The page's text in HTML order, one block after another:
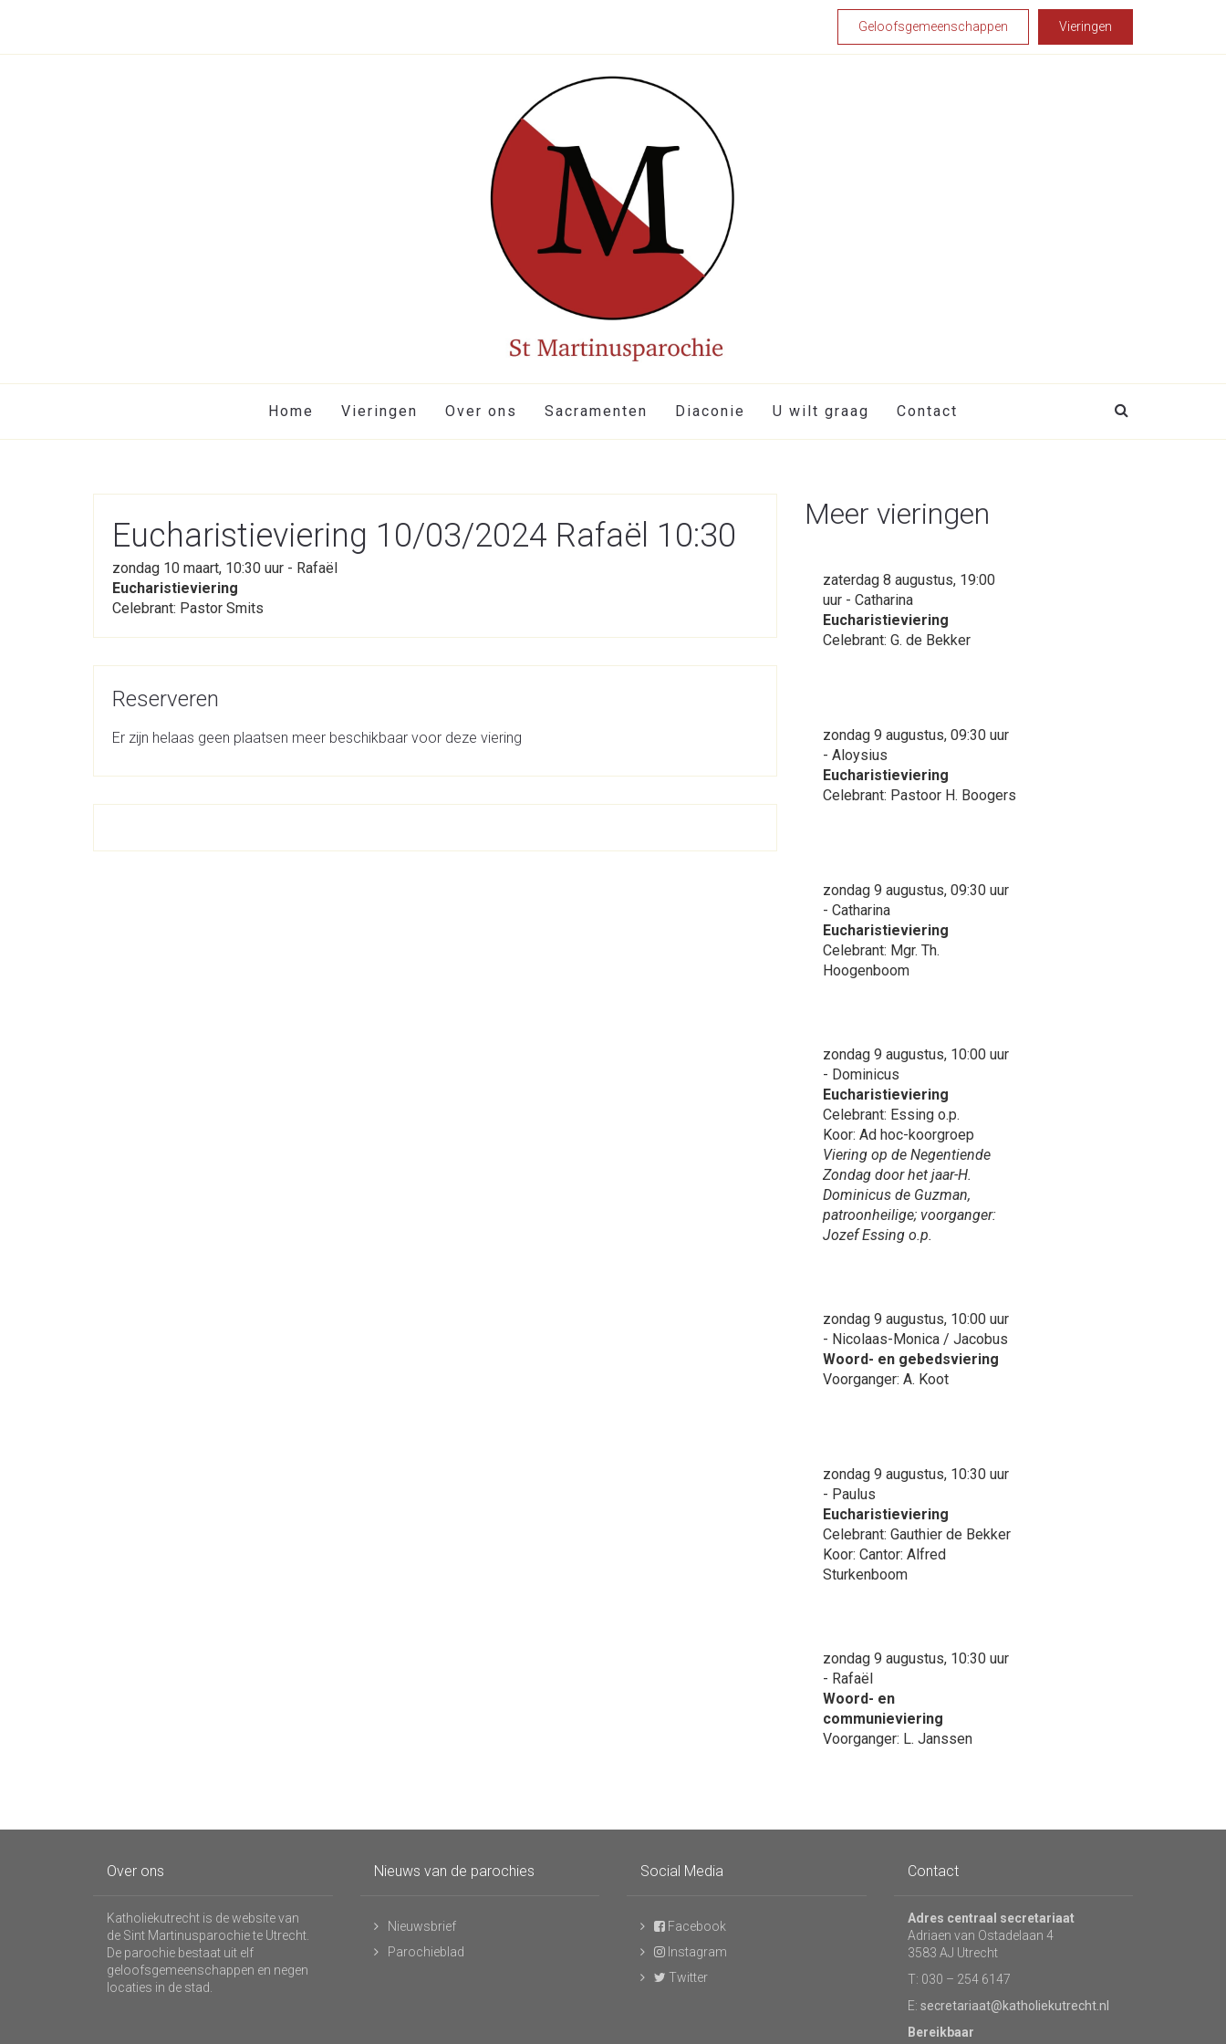
Geloofsgemeenschappen Vieringen
Home Vieringen Over ons Sacramenten Diaconie U wilt graag Contact
Eucharistieviering 10/03/2024 Rafaël 10:30
zondag 10 maart, 10:30 uur - Rafaël
Eucharistieviering
Celebrant: Pastor Smits
Reserveren
Er zijn helaas geen plaatsen meer beschikbaar voor deze viering
Meer vieringen
zaterdag 8 augustus, 19:00
uur - Catharina
Eucharistieviering
Celebrant: G. de Bekker
zondag 9 augustus, 09:30 uur
- Aloysius
Eucharistieviering
Celebrant: Pastoor H. Boogers
zondag 9 augustus, 09:30 uur
- Catharina
Eucharistieviering
Celebrant: Mgr. Th.
Hoogenboom
zondag 9 augustus, 10:00 uur
- Dominicus
Eucharistieviering
Celebrant: Essing o.p.
Koor: Ad hoc-koorgroep
Viering op de Negentiende
Zondag door het jaar-H.
Dominicus de Guzman,
patroonheilige; voorganger:
Jozef Essing o.p.
zondag 9 augustus, 10:00 uur
- Nicolaas-Monica / Jacobus
Woord- en gebedsviering
Voorganger: A. Koot
zondag 9 augustus, 10:30 uur
- Paulus
Eucharistieviering
Celebrant: Gauthier de Bekker
Koor: Cantor: Alfred
Sturkenboom
zondag 9 augustus, 10:30 uur
- Rafaël
Woord- en
communieviering
Voorganger: L. Janssen
Over ons
Katholiekutrecht is de website van
de Sint Martinusparochie te Utrecht.
De parochie bestaat uit elf
geloofsgemeenschappen en negen
locaties in de stad.
Nieuws van de parochies
Nieuwsbrief
Parochieblad
Social Media
Facebook
Instagram
Twitter
Contact
Adres centraal secretariaat
Adriaen van Ostadelaan 4
3583 AJ Utrecht
T: 030 – 254 6147
E: secretariaat@katholiekutrecht.nl
Bereikbaar